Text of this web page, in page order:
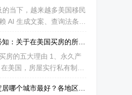
的当下，越来越多美国移民
AI 生成文案、查询法条、
成为 EB-1A、NIW 申请路
上的致命障碍。 美利加
房的五大理由 1、永久产
美国，房屋实行私有制且
子、房子上方的天空以及